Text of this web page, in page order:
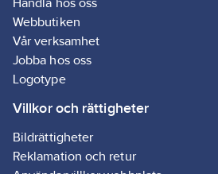
Webbutiken
Vår verksamhet
Jobba hos oss
Logotype
Villkor och rättigheter
Bildrättigheter
Reklamation och retur